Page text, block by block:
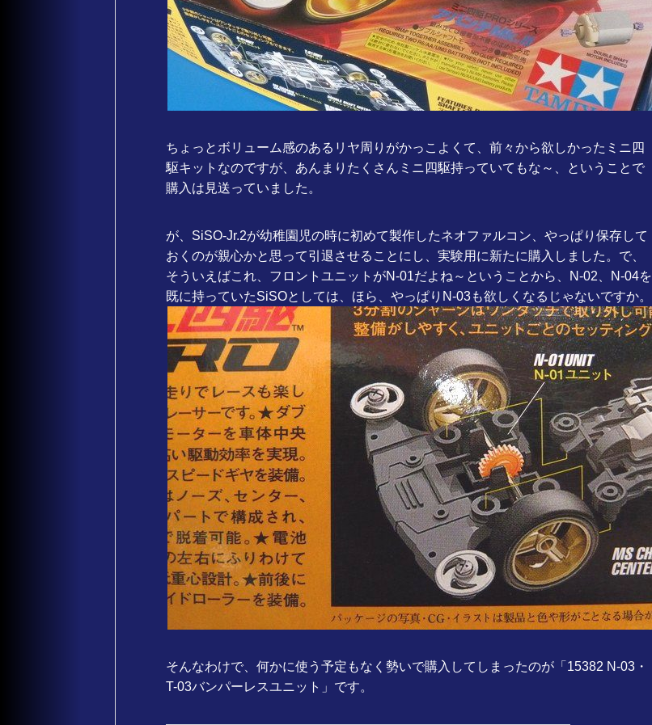
ちょっとボリューム感のあるリヤ周りがかっこよくて、前々から欲しかったミニ四
駆キットなのですが、あんまりたくさんミニ四駆持っていてもな～、ということで
購入は見送っていました。
が、SiSO-Jr.2が幼稚園児の時に初めて製作したネオファルコン、やっぱり保存して
おくのが親心かと思って引退させることにし、実験用に新たに購入しました。で、
そういえばこれ、フロントユニットがN-01だよね～ということから、N-02、N-04を
既に持っていたSiSOとしては、ほら、やっぱりN-03も欲しくなるじゃないですか。
そんなわけで、何かに使う予定もなく勢いで購入してしまったのが「15382 N-03・
T-03バンパーレスユニット」です。